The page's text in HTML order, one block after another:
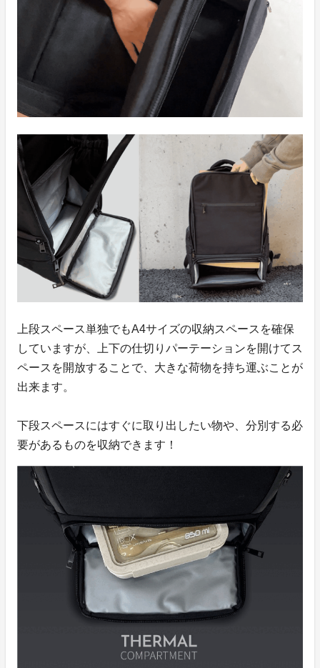
上段スペース単独でもA4サイズの収納スペースを確保
していますが、上下の仕切りパーテーションを開けてス
ペースを開放することで、大きな荷物を持ち運ぶことが
出来ます。
下段スペースにはすぐに取り出したい物や、分別する必
要があるものを収納できます！